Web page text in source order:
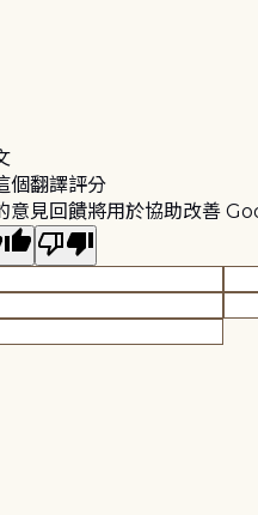
個翻譯評分
意見回饋將用於協助改善